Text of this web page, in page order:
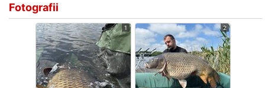
Fotografii
1 2